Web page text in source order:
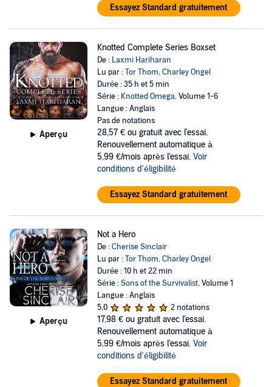
Essayez Standard gratuitement
Aperçu
Knotted Complete Series Boxset
De : Laxmi Hariharan
Lu par :Tor Thom,Charley Ongel
Durée : 35 h et 5 min
Série : Knotted Omega, Volume 1-6
Langue : Anglais
Pas de notations
28,57 € ou gratuit avec l'essai.
Renouvellement automatique à
5,99 €/mois après l'essai. Voir
conditions d'éligibilité
Essayez Standard gratuitement
Aperçu
Not a Hero
De :Cherise Sinclair
Lu par :Tor Thom,Charley Ongel
Durée : 10 h et 22 min
Série :Sons of the Survivalist, Volume 1
Langue : Anglais
5,0
2 notations
17,98 € ou gratuit avec l'essai.
Renouvellement automatique à
5,99 €/mois après l'essai. Voir
conditions d'éligibilité
Essayez Standard gratuitement